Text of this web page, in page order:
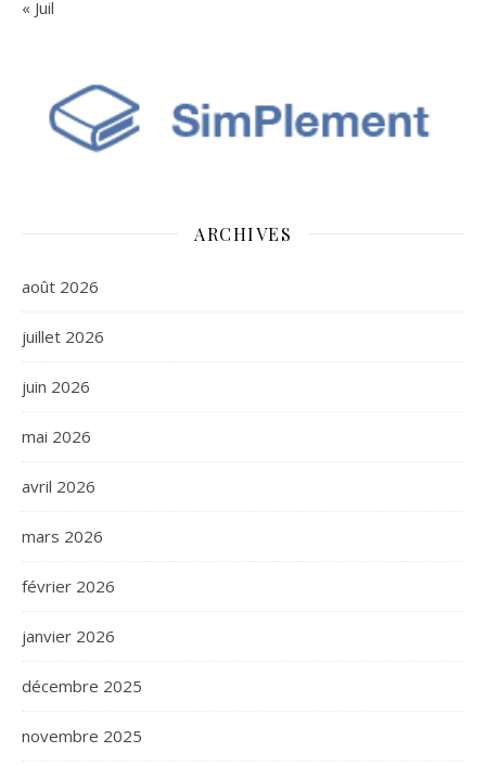
« Juil
ARCHIVES
août 2026
juillet 2026
juin 2026
mai 2026
avril 2026
mars 2026
février 2026
janvier 2026
décembre 2025
novembre 2025